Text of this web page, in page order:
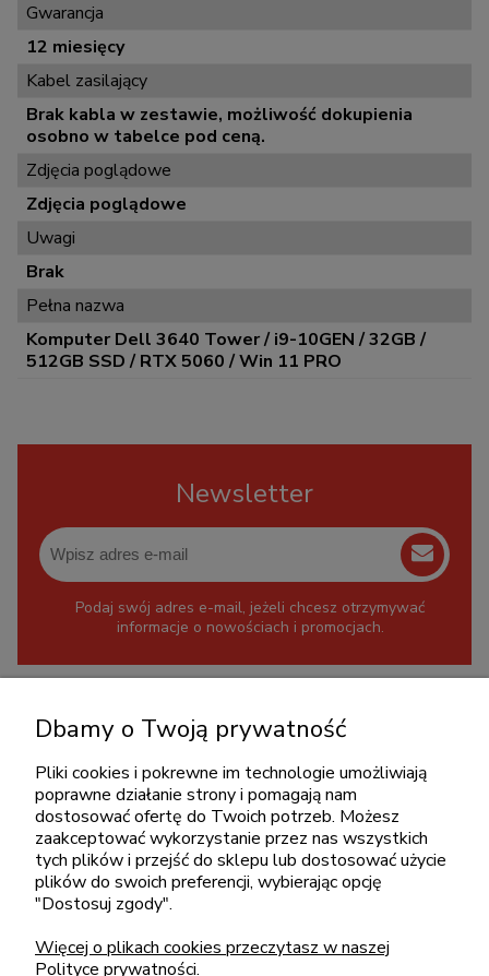
Gwarancja
12 miesięcy
Kabel zasilający
Brak kabla w zestawie, możliwość dokupienia
osobno w tabelce pod ceną.
Zdjęcia poglądowe
Zdjęcia poglądowe
Uwagi
Brak
Pełna nazwa
Komputer Dell 3640 Tower / i9-10GEN / 32GB /
512GB SSD / RTX 5060 / Win 11 PRO
Newsletter
Podaj swój adres e-mail, jeżeli chcesz otrzymywać
informacje o nowościach i promocjach.
+48 717345566
pon.-piąt.: 08:00-16:00
sklep@cebit.pl
ZAKUPY
POMOC
Dbamy o Twoją prywatność
Pliki cookies i pokrewne im technologie umożliwiają
poprawne działanie strony i pomagają nam
dostosować ofertę do Twoich potrzeb. Możesz
zaakceptować wykorzystanie przez nas wszystkich
tych plików i przejść do sklepu lub dostosować użycie
plików do swoich preferencji, wybierając opcję
"Dostosuj zgody".
Więcej o plikach cookies przeczytasz w naszej
Polityce prywatności.